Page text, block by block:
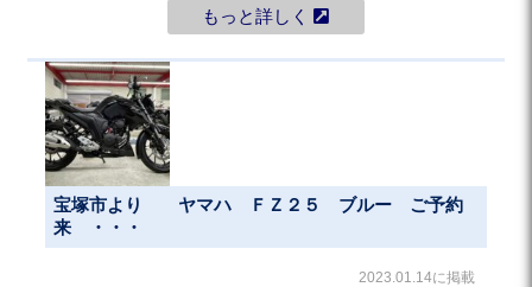
もっと詳しく
宝塚市より ヤマハ ＦＺ２５ ブルー ご予約
来 ・・・
2023.01.14に掲載